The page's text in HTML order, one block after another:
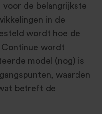
voor de belangrijkste
in de
wordt hoe de
wordt
model (nog) is
waarden
betreft de